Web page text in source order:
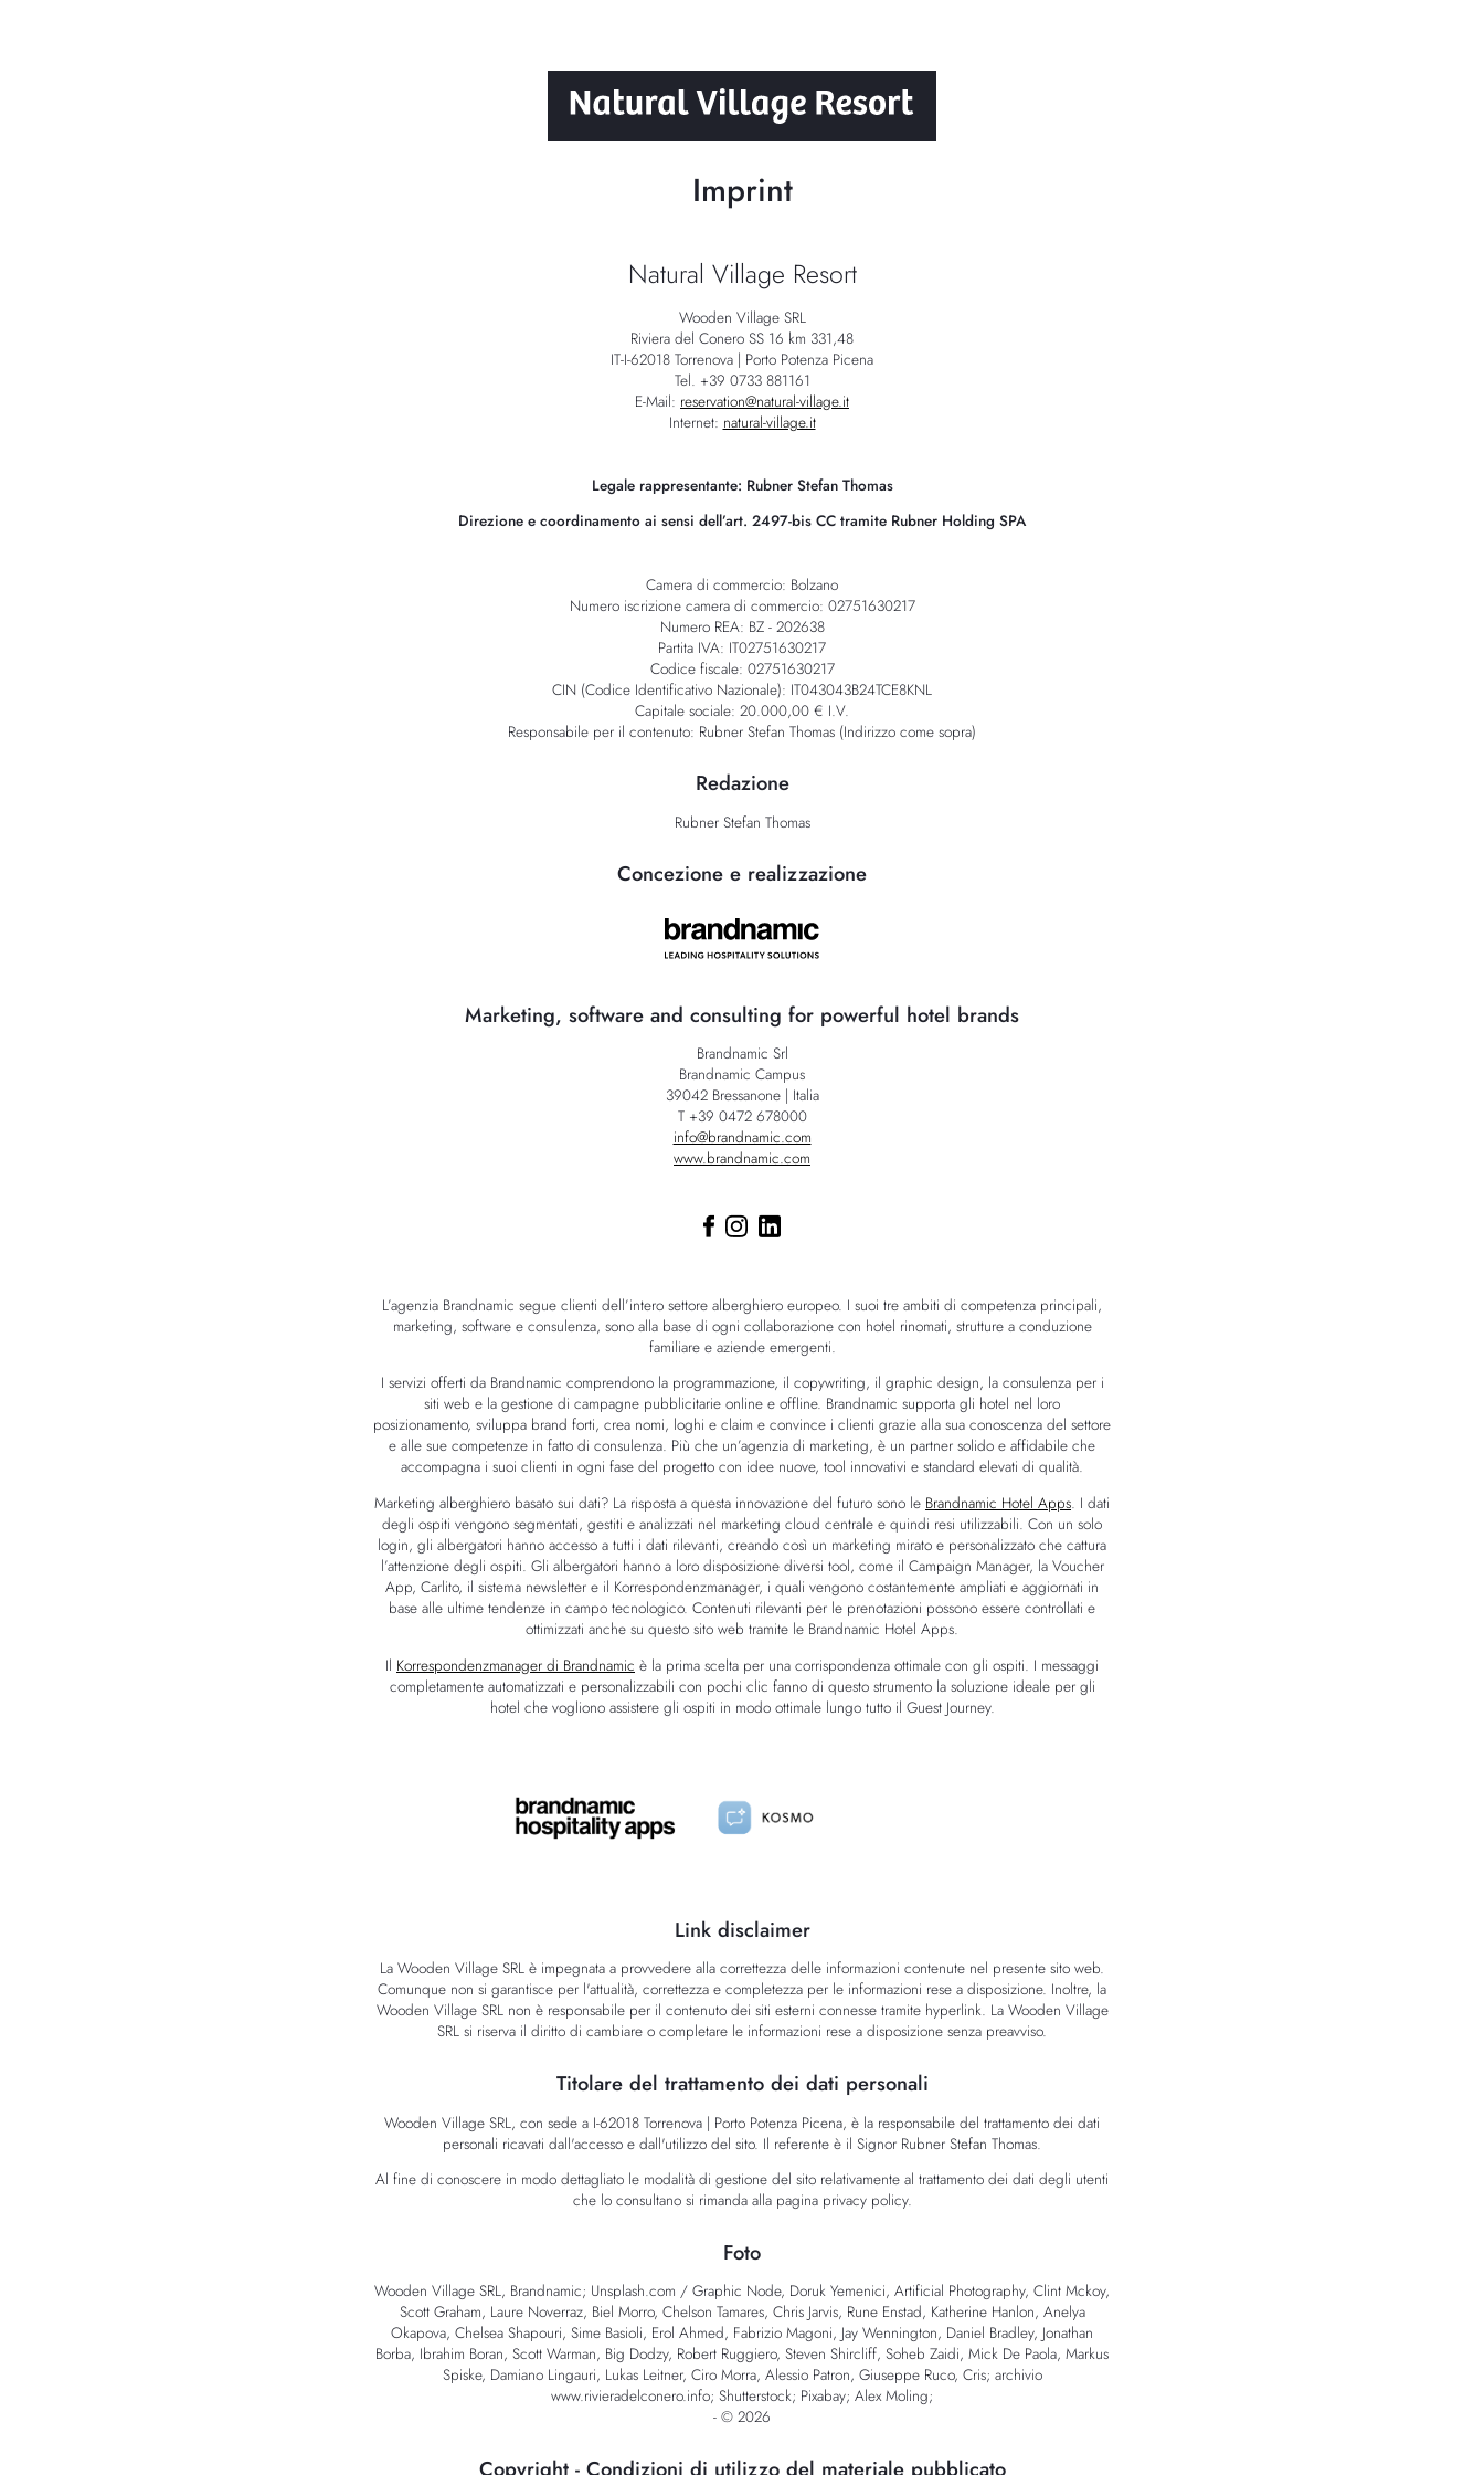
Imprint
Natural Village Resort
Wooden Village SRL
Riviera del Conero SS 16 km 331,48
IT-I-62018 Torrenova | Porto Potenza Picena
Tel. +39 0733 881161
E-Mail: reservation@natural-village.it
Internet: natural-village.it
Legale rappresentante: Rubner Stefan Thomas
Direzione e coordinamento ai sensi dell’art. 2497-bis CC tramite Rubner Holding SPA
Camera di commercio: Bolzano
Numero iscrizione camera di commercio: 02751630217
Numero REA: BZ - 202638
Partita IVA: IT02751630217
Codice fiscale: 02751630217
CIN (Codice Identificativo Nazionale): IT043043B24TCE8KNL
Capitale sociale: 20.000,00 € I.V.
Responsabile per il contenuto: Rubner Stefan Thomas (Indirizzo come sopra)
Redazione
Rubner Stefan Thomas
Concezione e realizzazione
Marketing, software and consulting for powerful hotel brands
Brandnamic Srl
Brandnamic Campus
39042 Bressanone | Italia
T +39 0472 678000
info@brandnamic.com
www.brandnamic.com
L’agenzia Brandnamic segue clienti dell’intero settore alberghiero europeo. I suoi tre ambiti di competenza principali,
marketing, software e consulenza, sono alla base di ogni collaborazione con hotel rinomati, strutture a conduzione
familiare e aziende emergenti.
I servizi offerti da Brandnamic comprendono la programmazione, il copywriting, il graphic design, la consulenza per i
siti web e la gestione di campagne pubblicitarie online e offline. Brandnamic supporta gli hotel nel loro
posizionamento, sviluppa brand forti, crea nomi, loghi e claim e convince i clienti grazie alla sua conoscenza del settore
e alle sue competenze in fatto di consulenza. Più che un’agenzia di marketing, è un partner solido e affidabile che
accompagna i suoi clienti in ogni fase del progetto con idee nuove, tool innovativi e standard elevati di qualità.
Marketing alberghiero basato sui dati? La risposta a questa innovazione del futuro sono le Brandnamic Hotel Apps. I dati
degli ospiti vengono segmentati, gestiti e analizzati nel marketing cloud centrale e quindi resi utilizzabili. Con un solo
login, gli albergatori hanno accesso a tutti i dati rilevanti, creando così un marketing mirato e personalizzato che cattura
l’attenzione degli ospiti. Gli albergatori hanno a loro disposizione diversi tool, come il Campaign Manager, la Voucher
App, Carlito, il sistema newsletter e il Korrespondenzmanager, i quali vengono costantemente ampliati e aggiornati in
base alle ultime tendenze in campo tecnologico. Contenuti rilevanti per le prenotazioni possono essere controllati e
ottimizzati anche su questo sito web tramite le Brandnamic Hotel Apps.
Il Korrespondenzmanager di Brandnamic è la prima scelta per una corrispondenza ottimale con gli ospiti. I messaggi
completamente automatizzati e personalizzabili con pochi clic fanno di questo strumento la soluzione ideale per gli
hotel che vogliono assistere gli ospiti in modo ottimale lungo tutto il Guest Journey.
Link disclaimer
La Wooden Village SRL è impegnata a provvedere alla correttezza delle informazioni contenute nel presente sito web.
Comunque non si garantisce per l'attualità, correttezza e completezza per le informazioni rese a disposizione. Inoltre, la
Wooden Village SRL non è responsabile per il contenuto dei siti esterni connesse tramite hyperlink. La Wooden Village
SRL si riserva il diritto di cambiare o completare le informazioni rese a disposizione senza preavviso.
Titolare del trattamento dei dati personali
Wooden Village SRL, con sede a I-62018 Torrenova | Porto Potenza Picena, è la responsabile del trattamento dei dati
personali ricavati dall'accesso e dall'utilizzo del sito. Il referente è il Signor Rubner Stefan Thomas.
Al fine di conoscere in modo dettagliato le modalità di gestione del sito relativamente al trattamento dei dati degli utenti
che lo consultano si rimanda alla pagina privacy policy.
Foto
Wooden Village SRL, Brandnamic; Unsplash.com / Graphic Node, Doruk Yemenici, Artificial Photography, Clint Mckoy,
Scott Graham, Laure Noverraz, Biel Morro, Chelson Tamares, Chris Jarvis, Rune Enstad, Katherine Hanlon, Anelya
Okapova, Chelsea Shapouri, Sime Basioli, Erol Ahmed, Fabrizio Magoni, Jay Wennington, Daniel Bradley, Jonathan
Borba, Ibrahim Boran, Scott Warman, Big Dodzy, Robert Ruggiero, Steven Shircliff, Soheb Zaidi, Mick De Paola, Markus
Spiske, Damiano Lingauri, Lukas Leitner, Ciro Morra, Alessio Patron, Giuseppe Ruco, Cris; archivio
www.rivieradelconero.info; Shutterstock; Pixabay; Alex Moling;
- © 2026
Copyright - Condizioni di utilizzo del materiale pubblicato